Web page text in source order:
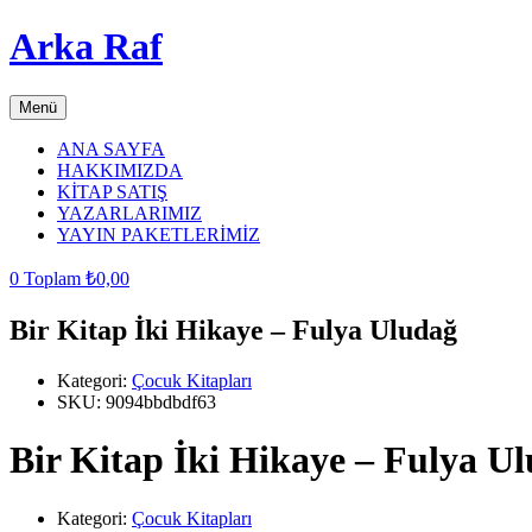
Arka Raf
Menü
ANA SAYFA
HAKKIMIZDA
KİTAP SATIŞ
YAZARLARIMIZ
YAYIN PAKETLERİMİZ
0 Toplam ₺0,00
Bir Kitap İki Hikaye – Fulya Uludağ
Kategori: Çocuk Kitapları
SKU: 9094bbdbdf63
Bir Kitap İki Hikaye – Fulya
Kategori: Çocuk Kitapları